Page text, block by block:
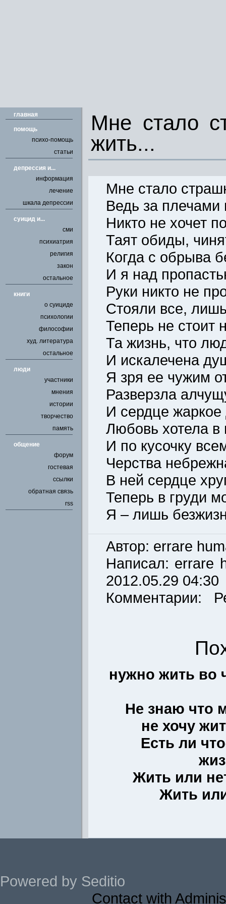
главная
помощь
психо-помощь
статьи
депрессия и...
информация
лечение
шкала депрессии
cуицид и...
сми
психиатрия
религия
закон
остальное
книги
о суициде
психологии
философии
худ. литература
остальное
люди
участники
мнения
истории
творчество
память
общение
форум
гостевая
ссылки
обратная связь
rss
Мне стало
жить...
Мне стало
Ведь за плечами
Никто не хочет
Таят обиды,
Когда с обрыва
И я над
Руки никто не
Стояли все,
Теперь не стоит
Та жизнь, что
И искалечена
Я зря ее чужим
Разверзла
И сердце жаркое
Любовь хотела в
И по кусочку
Черства
В ней сердце
Теперь в груди
Я – лишь
Автор: errare
Написал: errare
2012.05.29 04:30
Комментарии:
нужно жить во
Не знаю что
не хочу
Есть ли
Жить или
Жить
Powered by Seditio
Contact with